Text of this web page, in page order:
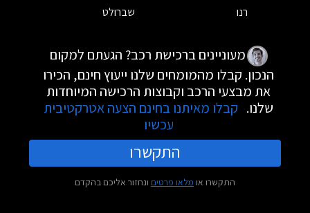
רנו
שברולט
מעוניינים ברכישת רכב? הגעתם למקום
הנכון. קבלו מהמומחים שלנו ייעוץ חינם, הכירו
את מבצעי הרכב וקבוצות הרכישה המיוחדות
שלנו. קבלו מאיתנו בחינם הצעה אטרקטיבית
עכשיו
התקשרו
התקשרו או מלאו פרטים ונחזור אליכם בהקדם